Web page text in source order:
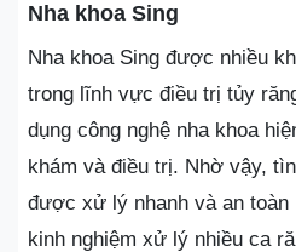
Nha khoa Sing
Nha khoa Sing được nhiều
trong lĩnh vực điều trị tủy
dụng công nghệ nha khoa
khám và điều trị. Nhờ vậy,
được xử lý nhanh và an
kinh nghiệm xử lý nhiều ca